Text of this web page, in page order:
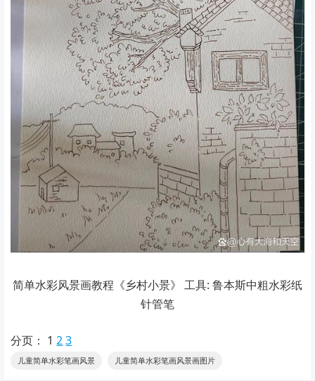
简单水彩风景画教程《乡村小景》 工具: 鲁本斯中粗水彩纸
针管笔
分页： 1 2 3
儿童简单水彩笔画风景 儿童简单水彩笔画风景画图片